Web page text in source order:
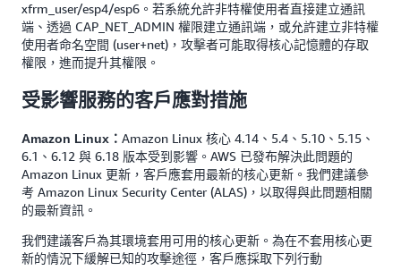
xfrm_user/esp4/esp6。若系統允許非特權使用者直接建立通訊
端、透過 CAP_NET_ADMIN 權限建立通訊端，或允許建立非特權
使用者命名空間 (user+net)，攻擊者可能取得核心記憶體的存取
權限，進而提升其權限。
受影響服務的客戶應對措施
Amazon Linux： Amazon Linux 核心 4.14、5.4、5.10、5.15、
6.1、6.12 與 6.18 版本受到影響。AWS 已發布解決此問題的
Amazon Linux 更新，客戶應套用最新的核心更新。我們建議參
考 Amazon Linux Security Center (ALAS)，以取得與此問題相關
的最新資訊。
我們建議客戶為其環境套用可用的核心更新。為在不套用核心更
新的情況下緩解已知的攻擊途徑，客戶應採取下列行動